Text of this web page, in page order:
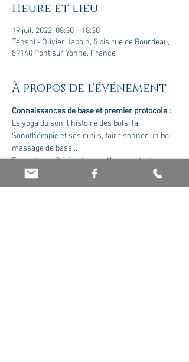
Heure et lieu
19 juil. 2022, 08:30 – 18:30
Tenshi - Olivier Jaboin, 5 bis rue de Bourdeau,
89140 Pont sur Yonne, France
À propos de l'événement
Connaissances de base et premier protocole :
Le yoga du son, l'histoire des bols, la
Sonothérapie et ses outils, faire sonner un bol,
massage de base...
Formateur : Olivier Jaboin. Nous contacter
pour recevoir le cursus complet.
Tarif : 175 euros la journée